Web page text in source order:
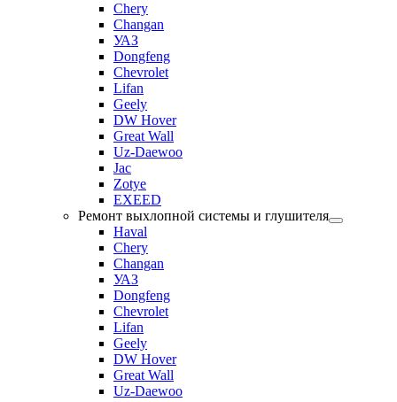
Chery
Changan
УАЗ
Dongfeng
Chevrolet
Lifan
Geely
DW Hover
Great Wall
Uz-Daewoo
Jac
Zotye
EXEED
Ремонт выхлопной системы и глушителя
Haval
Chery
Changan
УАЗ
Dongfeng
Chevrolet
Lifan
Geely
DW Hover
Great Wall
Uz-Daewoo